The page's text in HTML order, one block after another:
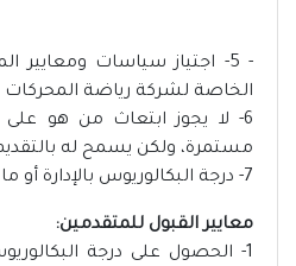
- 5- اجتياز سياسات
الخاصة لشركة رياضة المحركات
6- لا يجوز ابتعاث من هو
مستمرة، ولكن يسمح له
7- درجة البكالوريوس بالإدارة أو ما يعادلها.
معايير القبول للمتقدمين:
1- الحصول على درجة